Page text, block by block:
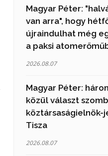
Magyar Péter:
van arra", hogy
újraindulhat még
a paksi
2026.08.07
Magyar Péter:
közül választ
köztársaságielnök-
Tisza
2026.08.07